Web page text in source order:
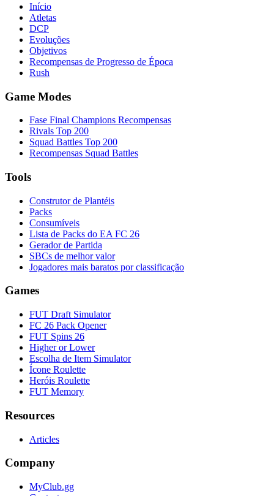
Início
Atletas
DCP
Evoluções
Objetivos
Recompensas de Progresso de Época
Rush
Game Modes
Fase Final Champions Recompensas
Rivals Top 200
Squad Battles Top 200
Recompensas Squad Battles
Tools
Construtor de Plantéis
Packs
Consumíveis
Lista de Packs do EA FC 26
Gerador de Partida
SBCs de melhor valor
Jogadores mais baratos por classificação
Games
FUT Draft Simulator
FC 26 Pack Opener
FUT Spins 26
Higher or Lower
Escolha de Item Simulator
Ícone Roulette
Heróis Roulette
FUT Memory
Resources
Articles
Company
MyClub.gg